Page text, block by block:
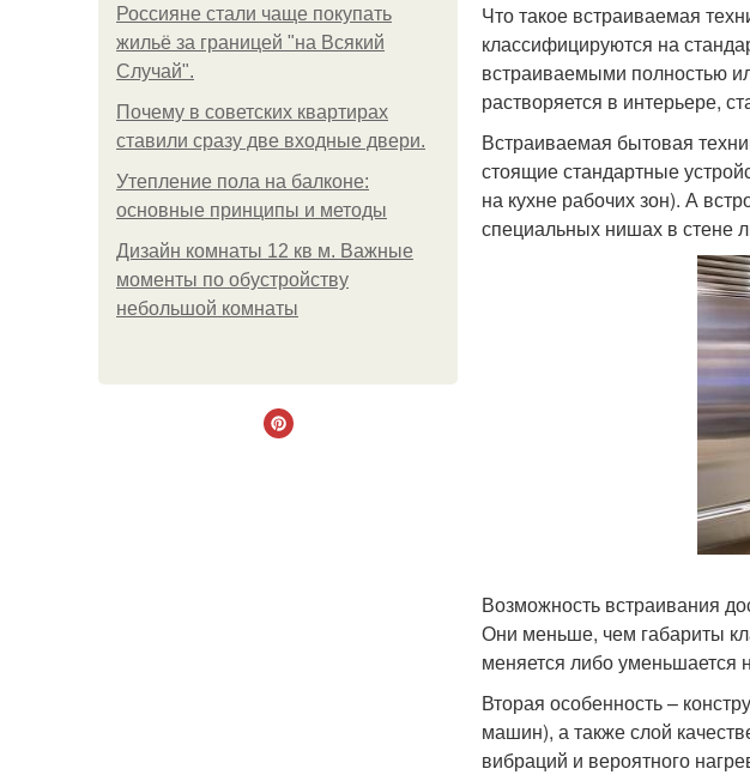
Россияне стали чаще покупать
жильё за границей "на Всякий
Случай".
Почему в советских квартирах
ставили сразу две входные двери.
Утепление пола на балконе:
основные принципы и методы
Дизайн комнаты 12 кв м. Важные
моменты по обустройству
небольшой комнаты
Что такое встраиваемая
классифицируются на
встраиваемыми полностью
растворяется в интерьере,
Встраиваемая бытовая
стоящие стандартные
на кухне рабочих зон). А
специальных нишах в стене
Возможность встраивания
Они меньше, чем габариты
меняется либо уменьшается
Вторая особенность –
машин), а также слой
вибраций и вероятного